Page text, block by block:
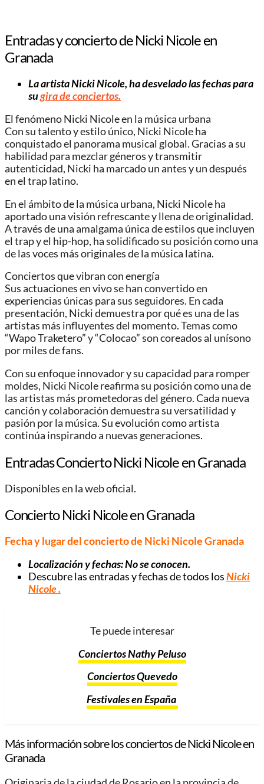
Entradas y concierto de Nicki Nicole en
Granada
La artista Nicki Nicole, ha desvelado las fechas para
sugira de conciertos.
El fenómeno Nicki Nicole en la música urbana
Con su talento y estilo único, Nicki Nicole ha
conquistado el panorama musical global. Gracias a su
habilidad para mezclar géneros y transmitir
autenticidad, Nicki ha marcado un antes y un después
en el trap latino.
En el ámbito de la música urbana, Nicki Nicole ha
aportado una visión refrescante y llena de originalidad.
A través de una amalgama única de estilos que incluyen
el trap y el hip-hop, ha solidificado su posición como una
de las voces más originales de la música latina.
Conciertos que vibran con energía
Sus actuaciones en vivo se han convertido en
experiencias únicas para sus seguidores. En cada
presentación, Nicki demuestra por qué es una de las
artistas más influyentes del momento. Temas como
“Wapo Traketero” y “Colocao” son coreados al unísono
por miles de fans.
Con su enfoque innovador y su capacidad para romper
moldes, Nicki Nicole reafirma su posición como una de
las artistas más prometedoras del género. Cada nueva
canción y colaboración demuestra su versatilidad y
pasión por la música. Su evolución como artista
continúa inspirando a nuevas generaciones.
Entradas Concierto Nicki Nicole en Granada
Disponibles en la web oficial.
Concierto Nicki Nicole en Granada
Fecha y lugar del concierto de Nicki Nicole Granada
Localización y fechas: No se conocen.
Descubre las entradas y fechas de todos losNicki
Nicole.
Te puede interesar
Conciertos Nathy Peluso
Conciertos Quevedo
Festivales en España
Más información sobre los conciertos de Nicki Nicole en
Granada